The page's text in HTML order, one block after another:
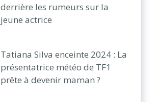
derrière les rumeurs sur la
jeune actrice
Tatiana Silva enceinte 2024 : La
présentatrice météo de TF1
prête à devenir maman ?